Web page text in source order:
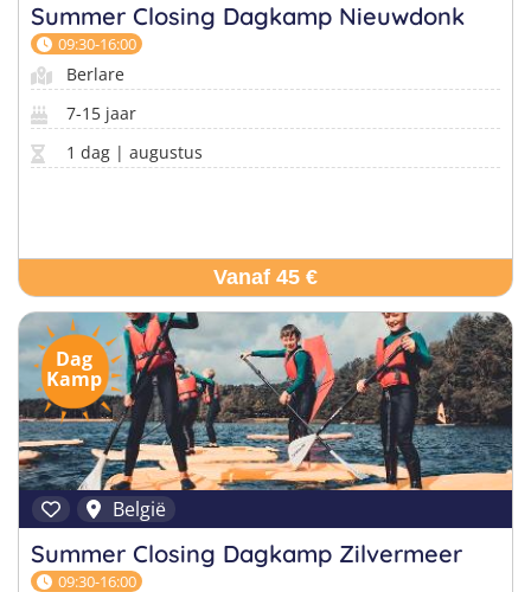
Summer Closing Dagkamp Nieuwdonk
09:30-16:00
Berlare
7-15 jaar
1 dag | augustus
Vanaf 45 €
Dag
Kamp
België
Summer Closing Dagkamp Zilvermeer
09:30-16:00